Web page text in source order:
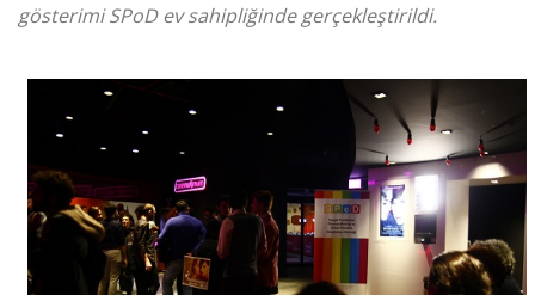
gösterimi SPoD ev sahipliğinde gerçekleştirildi.